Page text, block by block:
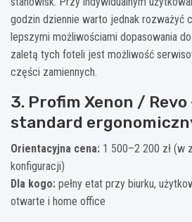
godzin dziennie warto jednak rozważyć
lepszymi możliwościami dopasowania
zaletą tych foteli jest możliwość
części zamiennych.
3. Profim Xenon /
standard
Orientacyjna cena: 1 500–2 200 zł (w
konfiguracji)
Dla kogo: pełny etat przy biurku,
otwarte i home office